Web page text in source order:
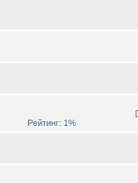
Рейтинг: 1%